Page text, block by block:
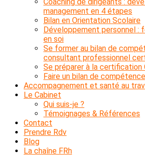
management en 4 étapes
Bilan en Orientation Scolaire
Développement personnel :
en soi
Se former au bilan de
consultant professionnel
Se préparer à la certification
Faire un bilan de
Accompagnement et santé au
Le Cabinet
Qui suis-je ?
Témoignages & Références
Contact
Prendre Rdv
Blog
La chaîne FRh